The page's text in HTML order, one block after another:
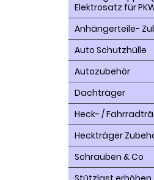
Elektrosatz für
Anhängerteile-
Auto Schutzhülle
Autozubehör
Dachträger
Heck- /
Heckträger
Schrauben & Co